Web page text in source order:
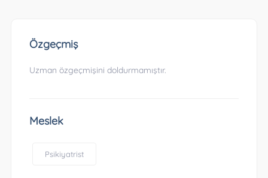
Özgeçmiş
Uzman özgeçmişini doldurmamıştır.
Meslek
Psikiyatrist